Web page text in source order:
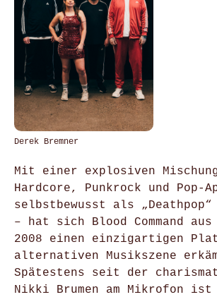
Derek Bremner
Mit einer explosiven
Hardcore, Punkrock und Pop-
selbstbewusst als
– hat sich Blood Command
2008 einen einzigartigen
alternativen Musikszene
Spätestens seit der
Nikki Brumen am Mikrofon